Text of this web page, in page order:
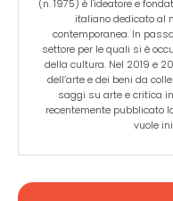
(n. 1975) è l'ideatore e
italiano dedicato al
contemporanea. In
settore per le quali si è
della cultura. Nel 2019 e
dell’arte e dei beni da
saggi su arte e critica
recentemente pubblicato
vuole